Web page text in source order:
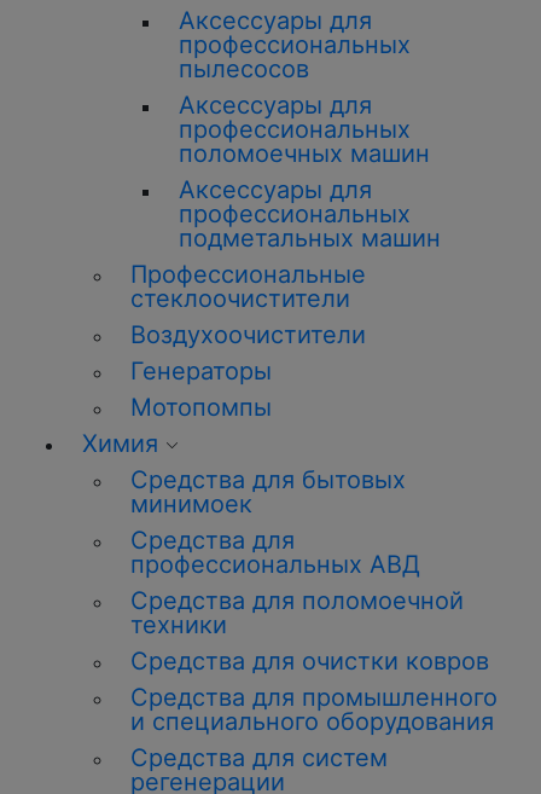
Аксессуары для
профессиональных
пылесосов
Аксессуары для
профессиональных
поломоечных машин
Аксессуары для
профессиональных
подметальных машин
Профессиональные
стеклоочистители
Воздухоочистители
Генераторы
Мотопомпы
Химия
Средства для бытовых
минимоек
Средства для
профессиональных АВД
Средства для поломоечной
техники
Средства для очистки ковров
Средства для промышленного
и специального оборудования
Средства для систем
регенерации